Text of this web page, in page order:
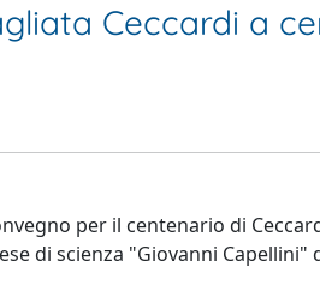
Ceccardi a
per il centenario di
di scienza "Giovanni Capellini"